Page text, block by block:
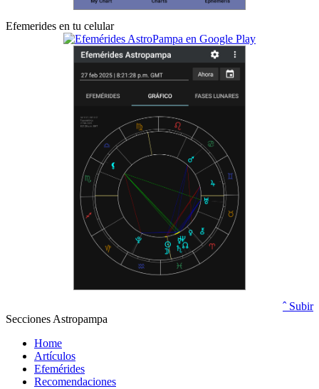
Efemerides en tu celular
ˆ Subir
Secciones Astropampa
Home
Artículos
Efemérides
Recomendaciones